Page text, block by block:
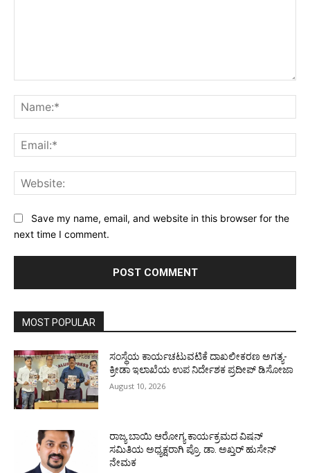
Save my name, email, and website in this browser for the
next time I comment.
MOST POPULAR
ಸಂಸ್ಥೆಯ ಕಾರ್ಯಚಟುವಟಿಕೆ ದಾಖಲೀಕರಣ ಅಗತ್ಯ-
ಕ್ರೀಡಾ ಇಲಾಖೆಯ ಉಪ ನಿರ್ದೇಶಕ ಪ್ರದೀಪ್ ಡಿಸೋಜಾ
August 10, 2026
ರಾಜ್ಯ ಬಾಯಿ ಆರೋಗ್ಯ ಕಾರ್ಯಕ್ರಮದ ವಿಷನ್
ಸಮಿತಿಯ ಅಧ್ಯಕ್ಷರಾಗಿ ಪ್ರೊ. ಡಾ. ಅಖ್ತರ್ ಹುಸೇನ್
ನೇಮಕ